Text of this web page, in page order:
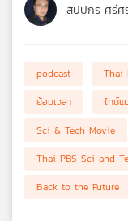
สิปปกร ศรีศ
podcast Thai
ย้อนเวลา
ไทม์
Sci & Tech Movie
Thai PBS Sci and
Back to the Future